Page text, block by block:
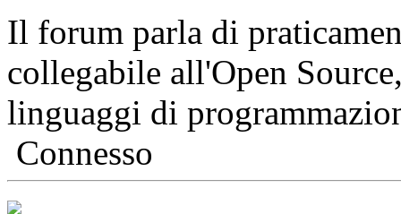
Il forum parla di
collegabile all'Open
linguaggi di
Connesso